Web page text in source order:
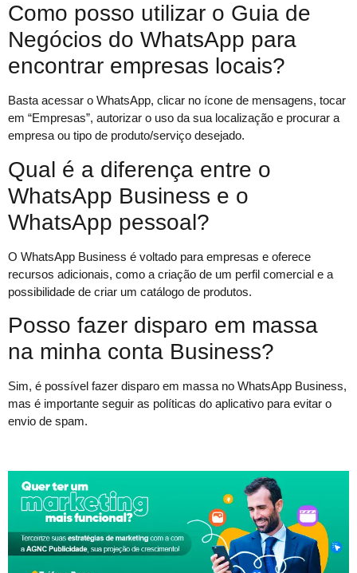
Como posso utilizar o Guia de
Negócios do WhatsApp para
encontrar empresas locais?
Basta acessar o WhatsApp, clicar no ícone de mensagens, tocar
em “Empresas”, autorizar o uso da sua localização e procurar a
empresa ou tipo de produto/serviço desejado.
Qual é a diferença entre o
WhatsApp Business e o
WhatsApp pessoal?
O WhatsApp Business é voltado para empresas e oferece
recursos adicionais, como a criação de um perfil comercial e a
possibilidade de criar um catálogo de produtos.
Posso fazer disparo em massa
na minha conta Business?
Sim, é possível fazer disparo em massa no WhatsApp Business,
mas é importante seguir as políticas do aplicativo para evitar o
envio de spam.